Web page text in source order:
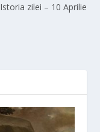
Istoria zilei – 10 Aprilie